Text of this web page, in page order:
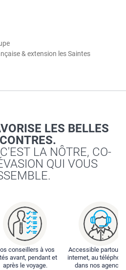
& extension les Saintes
LES BELLES
LA NÔTRE, CO-
QUI VOUS
conseillers à vos
avant, pendant et
après le voyage.
Accessible partout :
internet, au
dans nos